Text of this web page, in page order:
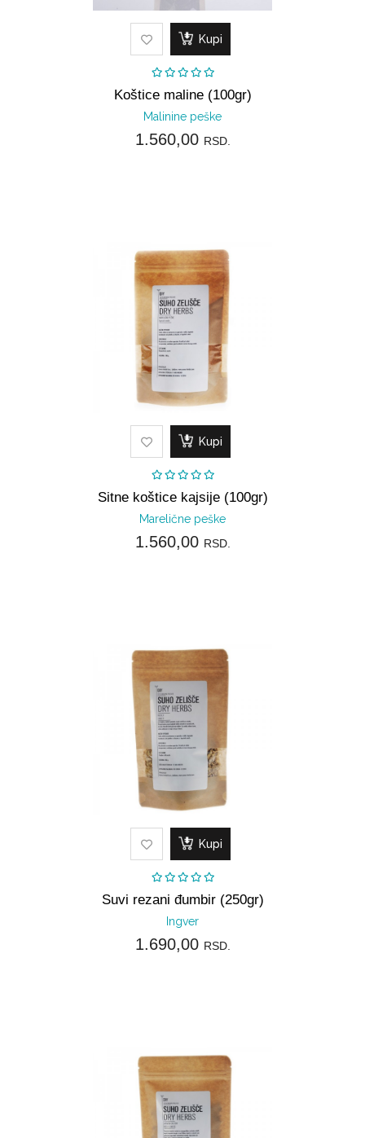
Kupi
Koštice maline (100gr)
Malinine peške
1.560,00 RSD.
Kupi
Sitne koštice kajsije (100gr)
Marelične peške
1.560,00 RSD.
Kupi
Suvi rezani đumbir (250gr)
Ingver
1.690,00 RSD.